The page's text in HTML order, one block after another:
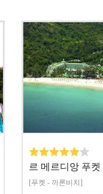
르 메르디앙 푸
[푸켓 - 까론비치]